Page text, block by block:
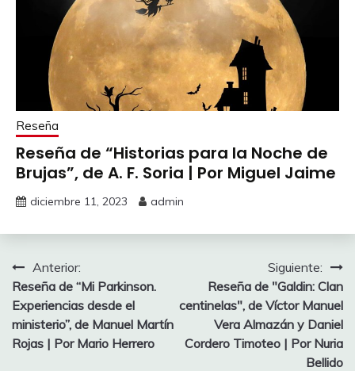
Reseña
Reseña de “Historias para la Noche de
Brujas”, de A. F. Soria | Por Miguel Jaime
diciembre 11, 2023 admin
Navegación
de
entradas
Anterior:
Reseña de “Mi Parkinson.
Experiencias desde el
ministerio”, de Manuel Martín
Rojas | Por Mario Herrero
Siguiente:
Reseña de "Galdin: Clan
centinelas", de Víctor Manuel
Vera Almazán y Daniel
Cordero Timoteo | Por Nuria
Bellido